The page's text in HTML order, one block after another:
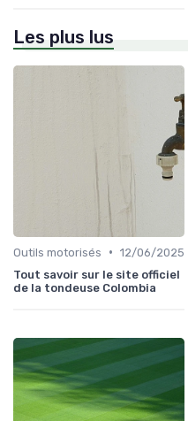
Les plus lus
Outils motorisés • 12/06/2025
Tout savoir sur le site officiel
de la tondeuse Colombia